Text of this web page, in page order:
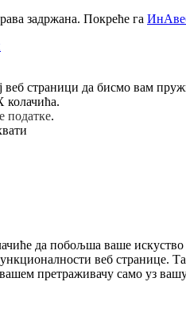
задржана. Покреће га
страници да бисмо вам
колачића.
податке.
да побољша ваше искуство
веб странице.
претраживачу само уз